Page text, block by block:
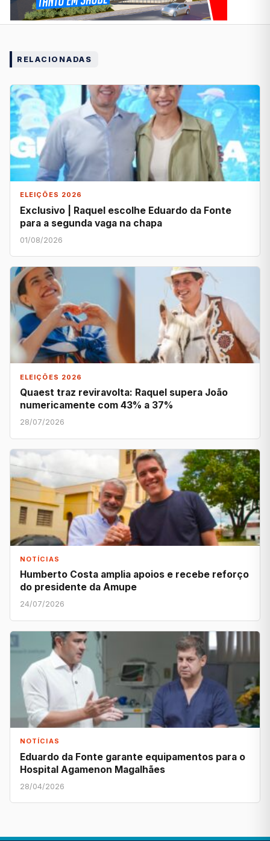
RELACIONADAS
ELEIÇÕES 2026
Exclusivo | Raquel escolhe Eduardo da Fonte
para a segunda vaga na chapa
01/08/2026
ELEIÇÕES 2026
Quaest traz reviravolta: Raquel supera João
numericamente com 43% a 37%
28/07/2026
NOTÍCIAS
Humberto Costa amplia apoios e recebe reforço
do presidente da Amupe
24/07/2026
NOTÍCIAS
Eduardo da Fonte garante equipamentos para o
Hospital Agamenon Magalhães
28/04/2026